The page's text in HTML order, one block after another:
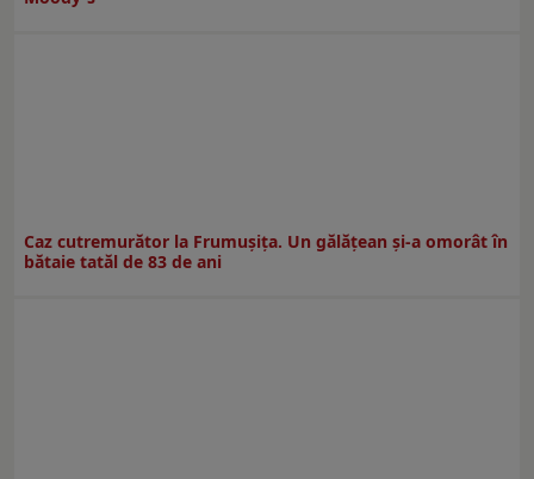
Caz cutremurător la Frumușița. Un gălățean și-a omorât în
bătaie tatăl de 83 de ani